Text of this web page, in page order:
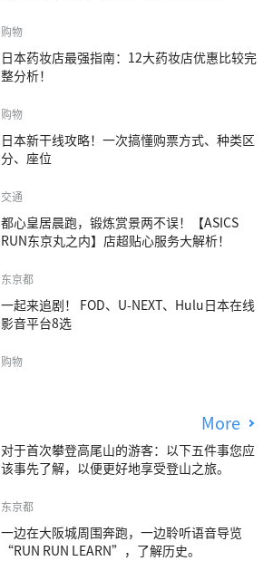
购物
日本药妆店最强指南：12大药妆店优惠比较完
整分析！
购物
日本新干线攻略！一次搞懂购票方式、种类区
分、座位
交通
都心皇居晨跑，锻炼赏景两不误！【ASICS
RUN东京丸之内】店超贴心服务大解析！
东京都
一起来追剧！ FOD、U-NEXT、Hulu日本在线
影音平台8选
购物
More
对于首次攀登高尾山的游客：以下五件事您应
该事先了解，以便更好地享受登山之旅。
东京都
一边在大阪城周围奔跑，一边聆听语音导览
“RUN RUN LEARN”，了解历史。